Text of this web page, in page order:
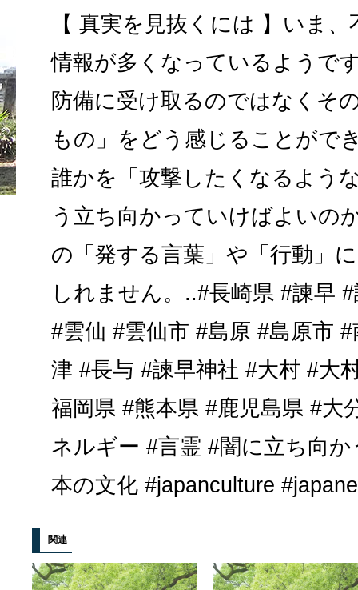
【 真実を見抜くには 】いま
情報が多くなっているようで
防備に受け取るのではなくそ
もの」をどう感じることがで
誰かを「攻撃したくなるよう
う立ち向かっていけばよいの
の「発する言葉」や「行動」
しれません。..#長崎県 #諫早
#雲仙 #雲仙市 #島原 #島原市
津 #長与 #諫早神社 #大村 #大
福岡県 #熊本県 #鹿児島県 #大
ネルギー #言霊 #闇に立ち向
本の文化 #japanculture
関連